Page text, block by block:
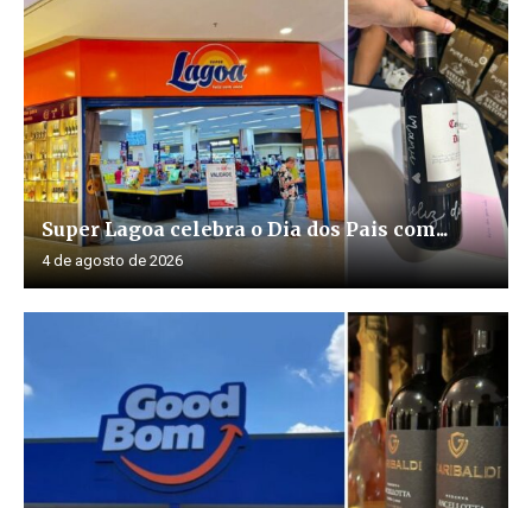
Super Lagoa celebra o Dia dos Pais com...
4 de agosto de 2026